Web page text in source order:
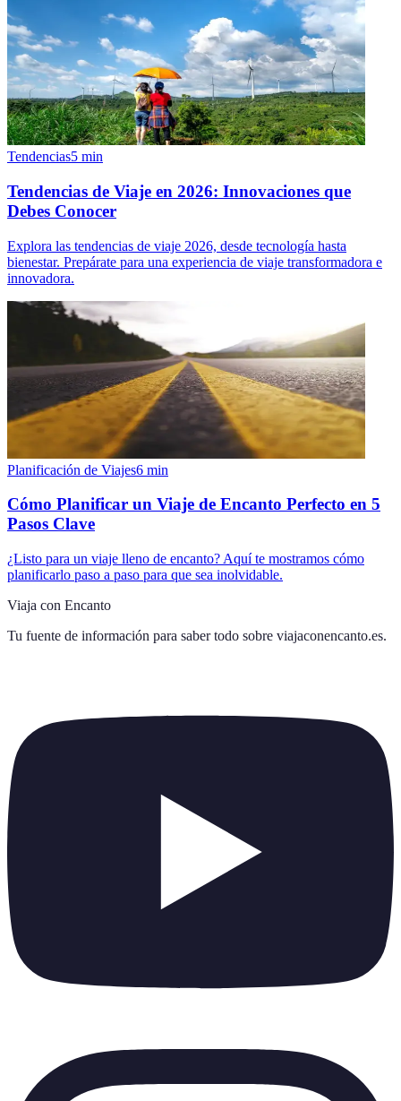
Tendencias5 min
Tendencias de Viaje en 2026: Innovaciones que
Debes Conocer
Explora las tendencias de viaje 2026, desde tecnología hasta
bienestar. Prepárate para una experiencia de viaje transformadora e
innovadora.
Planificación de Viajes6 min
Cómo Planificar un Viaje de Encanto Perfecto en 5
Pasos Clave
¿Listo para un viaje lleno de encanto? Aquí te mostramos cómo
planificarlo paso a paso para que sea inolvidable.
Viaja con Encanto
Tu fuente de información para saber todo sobre viajaconencanto.es.